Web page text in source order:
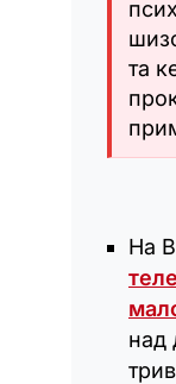
та
Нa
над